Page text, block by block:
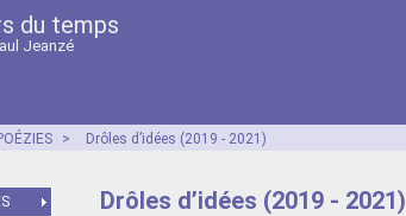
du temps
Jeanzé
> Drôles d’idées (2019 - 2021)
Drôles d’idées (2019 - 2021)